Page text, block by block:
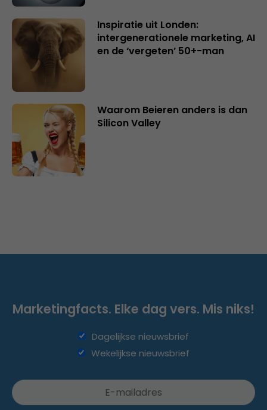
Inspiratie uit Londen:
intergenerationele marketing, AI
en de ‘vergeten’ 50+-man
Waarom Beieren anders is dan
Silicon Valley
Marketingfacts. Elke dag vers. Mis niks!
Dagelijkse nieuwsbrief
Wekelijkse nieuwsbrief